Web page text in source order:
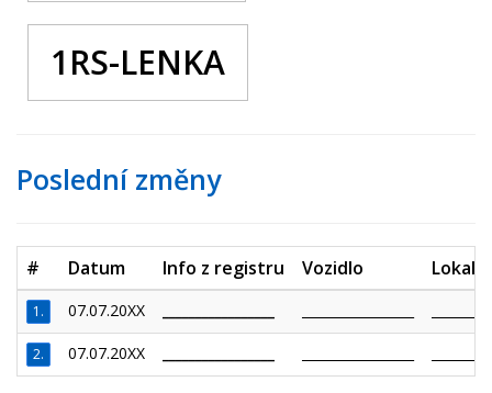
1RS-LENKA
Poslední změny
# Datum Info z registru Vozidlo
1. 07.07.20XX
2. 07.07.20XX